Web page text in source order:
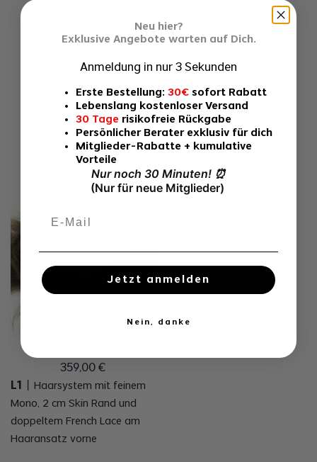
Ähnliche Produkte
359,00 €
L1
Haarsystem mit feinem
Mono, 2 cm Skin Rand und
doppeltem French Lace am
Haaransatz vorne
Neu hier?
Exklusive Angebote warten auf Dich.
Anmeldung in nur 3 Sekunden
Erste Bestellung: 30€ sofort Rabatt
Lebenslang kostenloser Versand
30 Tage risikofreie Rückgabe
Persönlicher Berater exklusiv für dich
Mitglieder-Rabatte + kumulative
Vorteile
Nur noch 30 Minuten! ⏰
(Nur für neue Mitglieder)
Jetzt anmelden
Nein, danke